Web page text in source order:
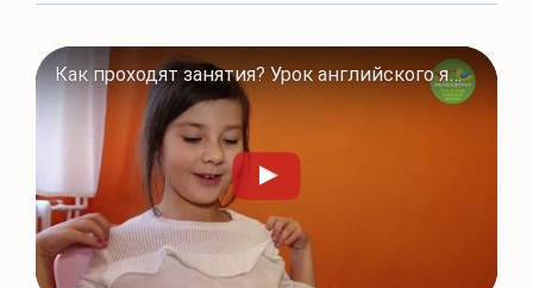
Как проходят занятия? Урок английского языка в Полиглотиках